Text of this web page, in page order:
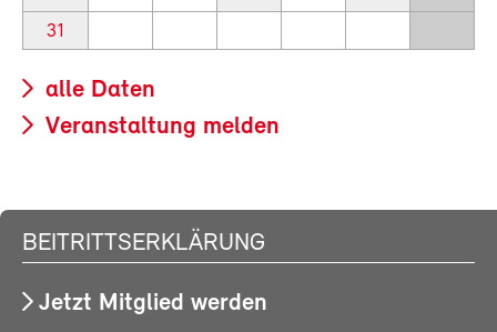
31
alle Daten
Veranstaltung melden
BEITRITTSERKLÄRUNG
Jetzt Mitglied werden